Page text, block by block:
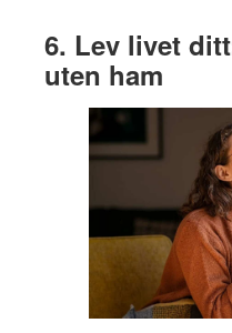
6. Lev livet
uten ham